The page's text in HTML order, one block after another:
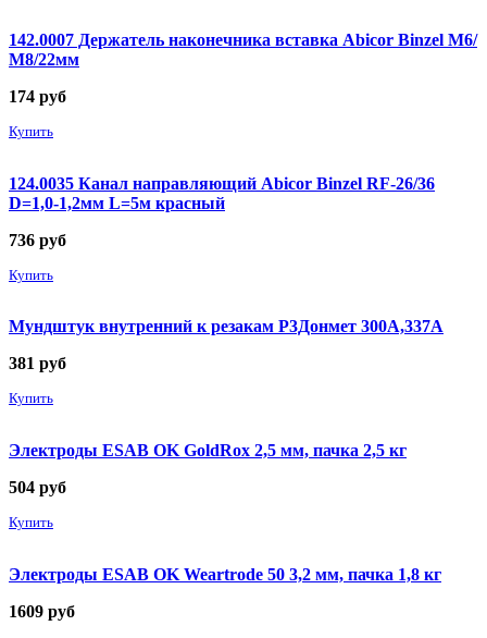
142.0007 Держатель наконечника вставка Abicor Binzel М6/
М8/22мм
174 руб
Купить
124.0035 Канал направляющий Abicor Binzel RF-26/36
D=1,0-1,2мм L=5м красный
736 руб
Купить
Мундштук внутренний к резакам Р3Донмет 300А,337А
381 руб
Купить
Электроды ESAB OK GoldRox 2,5 мм, пачка 2,5 кг
504 руб
Купить
Электроды ESAB OK Weartrode 50 3,2 мм, пачка 1,8 кг
1609 руб